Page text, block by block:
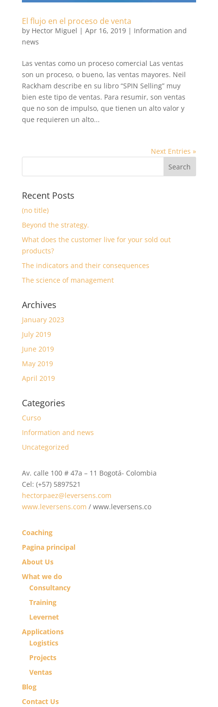
El flujo en el proceso de venta
by Hector Miguel | Apr 16, 2019| Information and
news
Las ventas como un proceso comercial Las ventas
son un proceso, o bueno, las ventas mayores. Neil
Rackham describe en su libro “SPIN Selling” muy
bien este tipo de ventas. Para resumir, son ventas
que no son de impulso, que tienen un alto valor y
que requieren un alto...
Next Entries »
Recent Posts
(no title)
Beyond the strategy.
What does the customer live for your sold out
products?
The indicators and their consequences
The science of management
Archives
January 2023
July 2019
June 2019
May 2019
April 2019
Categories
Curso
Information and news
Uncategorized
Av. calle 100 # 47a – 11 Bogotá- Colombia
Cel: (+57) 5897521
hectorpaez@leversens.com
www.leversens.com / www.leversens.co
Coaching
Pagina principal
About Us
What we do
Consultancy
Training
Levernet
Applications
Logistics
Projects
Ventas
Blog
Contact Us